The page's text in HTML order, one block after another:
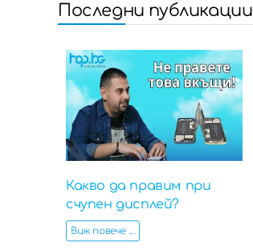
Последни публикации
Какво да правим при
счупен дисплей?
Виж повече ...